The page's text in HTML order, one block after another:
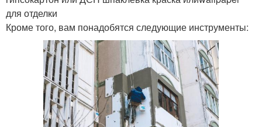
для отделки
Кроме того, вам понадобятся следующие инструменты: